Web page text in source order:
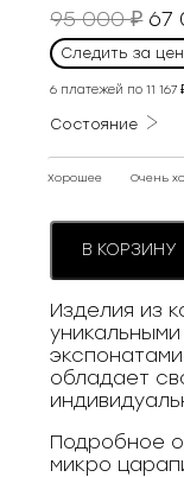
95 000₽
95
67
Следить за
6 платежей по11 167
Состояние
Хорошее Очень
В КОРЗИНУ
Изделия из
обладает
Подробное
микро